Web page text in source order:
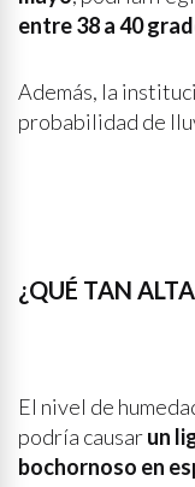
entre 38 a 40
Además, la
probabilidad de
¿QUÉ TAN
El nivel de
podría causarun
bochornoso en